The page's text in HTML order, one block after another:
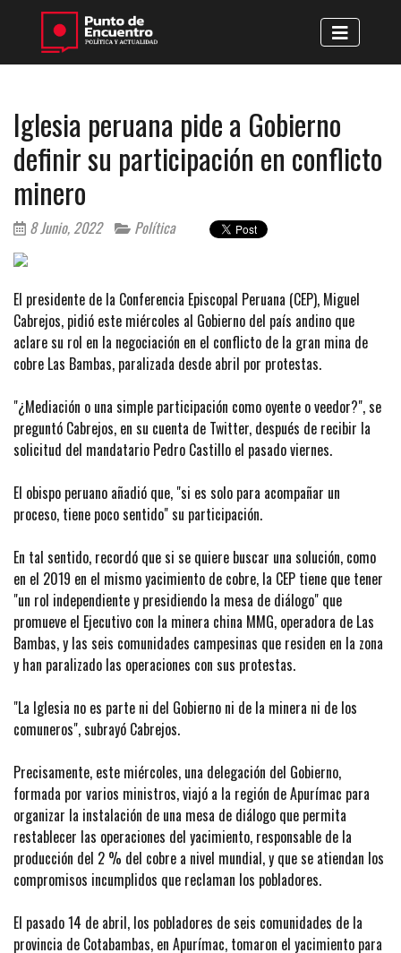
Iglesia peruana pide a Gobierno
definir su participación en conflicto
minero
8 Junio, 2022 Política
El presidente de la Conferencia Episcopal Peruana (CEP), Miguel
Cabrejos, pidió este miércoles al Gobierno del país andino que
aclare su rol en la negociación en el conflicto de la gran mina de
cobre Las Bambas, paralizada desde abril por protestas.
"¿Mediación o una simple participación como oyente o veedor?", se
preguntó Cabrejos, en su cuenta de Twitter, después de recibir la
solicitud del mandatario Pedro Castillo el pasado viernes.
El obispo peruano añadió que, "si es solo para acompañar un
proceso, tiene poco sentido" su participación.
En tal sentido, recordó que si se quiere buscar una solución, como
en el 2019 en el mismo yacimiento de cobre, la CEP tiene que tener
"un rol independiente y presidiendo la mesa de diálogo" que
promueve el Ejecutivo con la minera china MMG, operadora de Las
Bambas, y las seis comunidades campesinas que residen en la zona
y han paralizado las operaciones con sus protestas.
"La Iglesia no es parte ni del Gobierno ni de la minera ni de los
comuneros", subrayó Cabrejos.
Precisamente, este miércoles, una delegación del Gobierno,
formada por varios ministros, viajó a la región de Apurímac para
organizar la instalación de una mesa de diálogo que permita
restablecer las operaciones del yacimiento, responsable de la
producción del 2 % del cobre a nivel mundial, y que se atiendan los
compromisos incumplidos que reclaman los pobladores.
El pasado 14 de abril, los pobladores de seis comunidades de la
provincia de Cotabambas, en Apurímac, tomaron el yacimiento para